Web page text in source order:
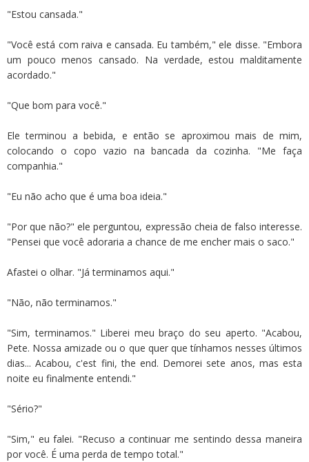
"Estou cansada."
"Você está com raiva e cansada. Eu também," ele disse. "Embora
um pouco menos cansado. Na verdade, estou malditamente
acordado."
"Que bom para você."
Ele terminou a bebida, e então se aproximou mais de mim,
colocando o copo vazio na bancada da cozinha. "Me faça
companhia."
"Eu não acho que é uma boa ideia."
"Por que não?" ele perguntou, expressão cheia de falso interesse.
"Pensei que você adoraria a chance de me encher mais o saco."
Afastei o olhar. "Já terminamos aqui."
"Não, não terminamos."
"Sim, terminamos." Liberei meu braço do seu aperto. "Acabou,
Pete. Nossa amizade ou o que quer que tínhamos nesses últimos
dias... Acabou, c'est fini, the end. Demorei sete anos, mas esta
noite eu finalmente entendi."
"Sério?"
"Sim," eu falei. "Recuso a continuar me sentindo dessa maneira
por você. É uma perda de tempo total."